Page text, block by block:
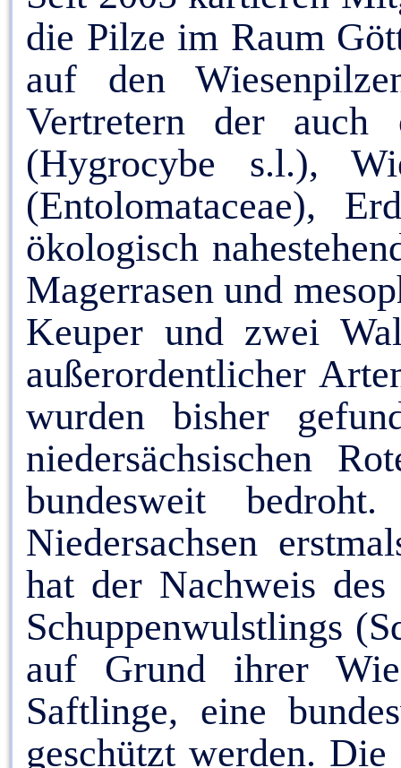
die Pilze im Raum
auf den
Vertretern der auch
(Hygrocybe s.l.),
(Entolomataceae),
ökologisch
Magerrasen und
Keuper und zwei
außerordentlicher
wurden bisher
niedersächsischen
bundesweit
Niedersachsen
hat der Nachweis
Schuppenwulstlings
auf Grund ihrer
Saftlinge, eine
geschützt werden.